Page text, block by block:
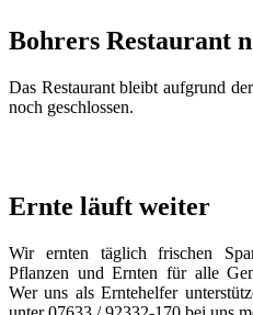
Bohrers Restaurant
Das Restaurant bleibt aufgrund
noch geschlossen.
Ernte läuft weiter
Wir ernten täglich frischen
Pflanzen und Ernten für alle
Wer uns als Erntehelfer